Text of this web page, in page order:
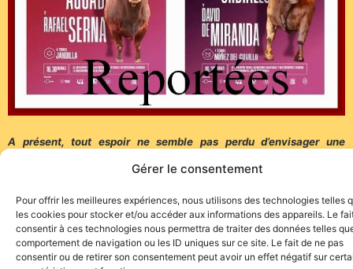
Gérer le consentement
Pour offrir les meilleures expériences, nous utilisons des technologies telles
les cookies pour stocker et/ou accéder aux informations des appareils. Le
consentir à ces technologies nous permettra de traiter des données telles
comportement de navigation ou les ID uniques sur ce site. Le fait de ne pas
consentir ou de retirer son consentement peut avoir un effet négatif sur
A présent, tout espoir ne semble pas perdu d’envisager une